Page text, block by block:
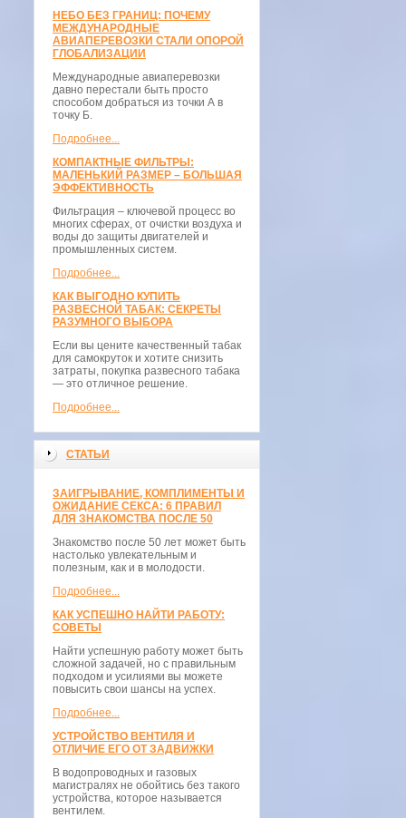
НЕБО БЕЗ ГРАНИЦ: ПОЧЕМУ
МЕЖДУНАРОДНЫЕ
АВИАПЕРЕВОЗКИ СТАЛИ ОПОРОЙ
ГЛОБАЛИЗАЦИИ
Международные авиаперевозки
давно перестали быть просто
способом добраться из точки А в
точку Б.
Подробнее...
КОМПАКТНЫЕ ФИЛЬТРЫ:
МАЛЕНЬКИЙ РАЗМЕР – БОЛЬШАЯ
ЭФФЕКТИВНОСТЬ
Фильтрация – ключевой процесс во
многих сферах, от очистки воздуха и
воды до защиты двигателей и
промышленных систем.
Подробнее...
КАК ВЫГОДНО КУПИТЬ
РАЗВЕСНОЙ ТАБАК: СЕКРЕТЫ
РАЗУМНОГО ВЫБОРА
Если вы цените качественный табак
для самокруток и хотите снизить
затраты, покупка развесного табака
— это отличное решение.
Подробнее...
СТАТЬИ
ЗАИГРЫВАНИЕ, КОМПЛИМЕНТЫ И
ОЖИДАНИЕ СЕКСА: 6 ПРАВИЛ
ДЛЯ ЗНАКОМСТВА ПОСЛЕ 50
Знакомство после 50 лет может быть
настолько увлекательным и
полезным, как и в молодости.
Подробнее...
КАК УСПЕШНО НАЙТИ РАБОТУ:
СОВЕТЫ
Найти успешную работу может быть
сложной задачей, но с правильным
подходом и усилиями вы можете
повысить свои шансы на успех.
Подробнее...
УСТРОЙСТВО ВЕНТИЛЯ И
ОТЛИЧИЕ ЕГО ОТ ЗАДВИЖКИ
В водопроводных и газовых
магистралях не обойтись без такого
устройства, которое называется
вентилем.